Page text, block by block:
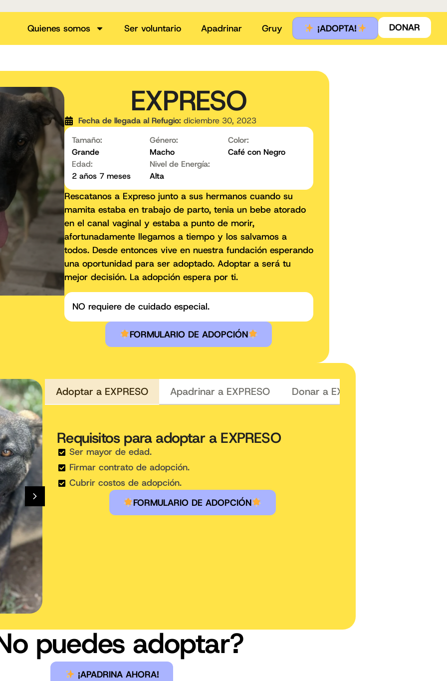
Quienes somos Ser voluntario Apadrinar Gruy ¡ADOPTA! DONAR
EXPRESO
Fecha de llegada al Refugio: diciembre 30, 2023
Tamaño:
Grande
Género:
Macho
Color:
Café con Negro
Edad:
2 años 7 meses
Nivel de Energía:
Alta
Rescatanos a Expreso junto a sus hermanos cuando su
mamita estaba en trabajo de parto, tenia un bebe atorado
en el canal vaginal y estaba a punto de morir,
afortunadamente llegamos a tiempo y los salvamos a
todos. Desde entonces vive en nuestra fundación esperando
una oportunidad para ser adoptado. Adoptar a será tu
mejor decisión. La adopción espera por ti.
NO requiere de cuidado especial.
FORMULARIO DE ADOPCIÓN
Adoptar a EXPRESO Apadrinar a EXPRESO Donar a EXPRESO
Requisitos para adoptar a EXPRESO
Ser mayor de edad.
Firmar contrato de adopción.
Cubrir costos de adopción.
FORMULARIO DE ADOPCIÓN
puedes adoptar?
¡APADRINA AHORA!